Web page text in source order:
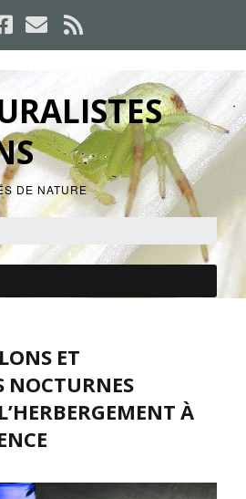
DE NATURE
ET
NOCTURNES
À